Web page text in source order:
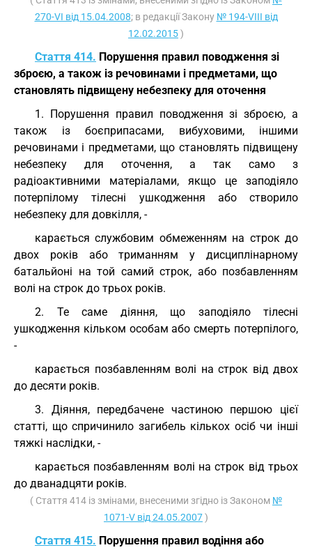
270-VI від 15.04.2008; в редакції Закону № 194-VIII від
12.02.2015)
Стаття 414. Порушення правил поводження зі
зброєю, а також із речовинами і предметами, що
становлять підвищену небезпеку для оточення
1. Порушення правил поводження зі зброєю, а
також із боєприпасами, вибуховими, іншими
речовинами і предметами, що становлять підвищену
небезпеку для оточення, а так само з
радіоактивними матеріалами, якщо це заподіяло
потерпілому тілесні ушкодження або створило
небезпеку для довкілля, -
карається службовим обмеженням на строк до
двох років або триманням у дисциплінарному
батальйоні на той самий строк, або позбавленням
волі на строк до трьох років.
2. Те саме діяння, що заподіяло тілесні
ушкодження кільком особам або смерть потерпілого,
-
карається позбавленням волі на строк від двох
до десяти років.
3. Діяння, передбачене частиною першою цієї
статті, що спричинило загибель кількох осіб чи інші
тяжкі наслідки, -
карається позбавленням волі на строк від трьох
до дванадцяти років.
( Стаття 414 із змінами, внесеними згідно із Законом №
1071-V від 24.05.2007)
Стаття 415. Порушення правил водіння або